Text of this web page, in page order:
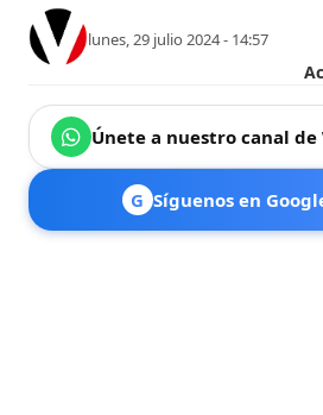
lunes, 29 julio 2024 - 14:57
Únete a nuestro canal de
G Síguenos en